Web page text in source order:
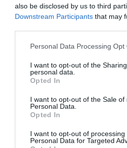
also be disclosed by us to third
Downstream Participants that may
Please note that this website/app
not limited to your visit or usage
grant or deny consent to Google
use your data for below specified
consent section.
Personal Data Processing Opt
I want to opt-out of the
personal data.
Opted In
I want to opt-out of the Sale of
Personal Data.
Opted In
I want to opt-out of processing
Personal Data for Targeted
ΔΙΕΘΝΗ